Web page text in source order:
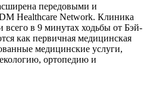
передовыми и
Healthcare Network. Клиника
в 9 минутах ходьбы от Бэй-
как первичная медицинская
медицинские услуги,
ортопедию и